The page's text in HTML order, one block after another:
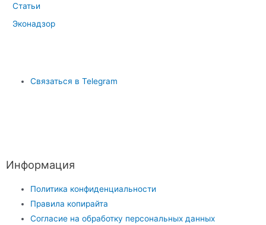
Статьи
Эконадзор
Связаться в Telegram
Информация
Политика конфиденциальности
Правила копирайта
Согласие на обработку персональных данных